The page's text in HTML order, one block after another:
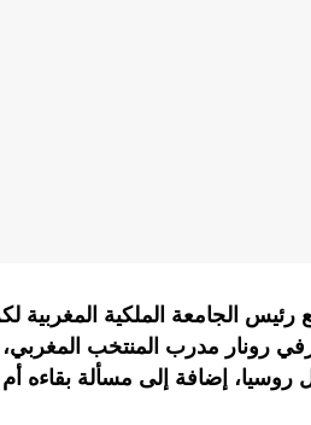
الجامعة الملكية المغربية
مع هيرفي رونار مدرب المنتخب
إضافة إلى مسألة بقاءه أم